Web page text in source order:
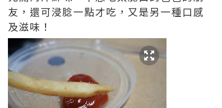
友，還可浸腍一點才吃，又是另一種口感
及滋味！